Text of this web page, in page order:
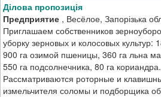
Ділова пропозиція
Предприятие , Весёлое, Запорізька
Приглашаем собственников
уборку зерновых и колосовых культур:
900 га озимой пшеницы, 360 га льна
550 га подсолнечника, 80 га
Рассматриваются роторные и
измельчителя соломы и подборщика